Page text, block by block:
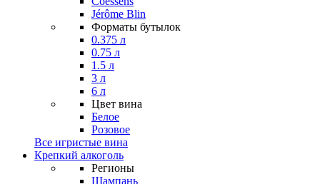
Jérôme Blin
Форматы бутылок
0.375 л
0.75 л
1.5 л
3 л
6 л
Цвет вина
Белое
Розовое
Все игристые вина
Крепкий алкоголь
Регионы
Шампань